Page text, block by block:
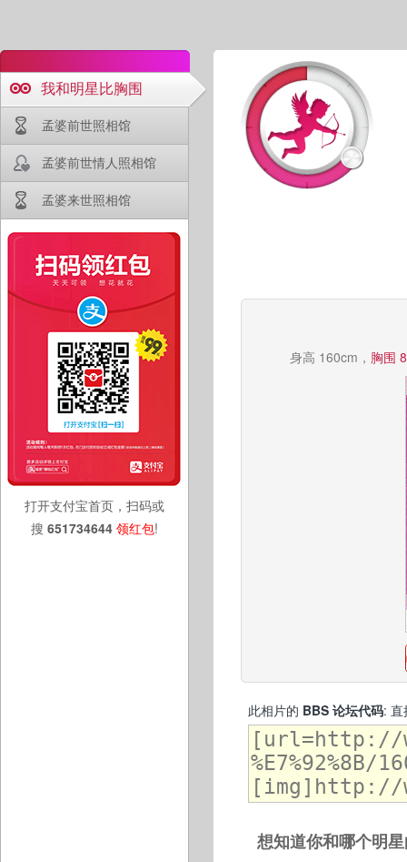
我和明星比胸围
孟婆前世照相馆
孟婆前世情人照相馆
孟婆来世照相馆
打开支付宝首页，扫码或
搜 651734644 领红包!
身高 160cm， 胸围
此相片的 BBS 论坛代码: 直
想知道你和哪个明